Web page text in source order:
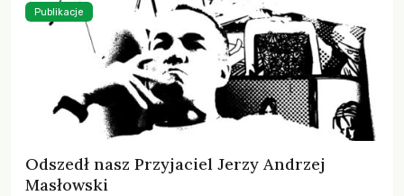
Odszedł nasz Przyjaciel Jerzy Andrzej
Masłowski
Publikacje